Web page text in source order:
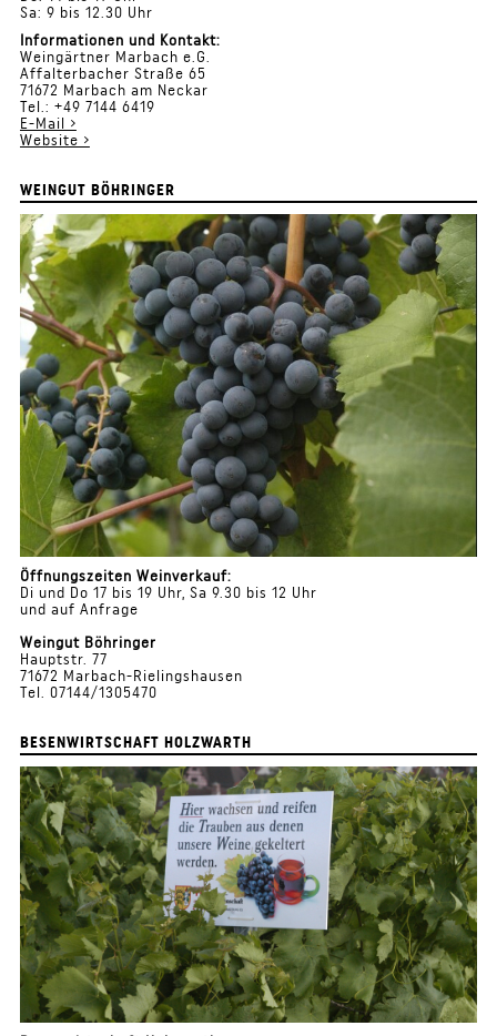
Sa: 9 bis 12.30 Uhr
Informationen und Kontakt:
Weingärtner Marbach e.G.
Affalterbacher Straße 65
71672 Marbach am Neckar
Tel.: +49 7144 6419
E-Mail ›
Website ›
WEINGUT BÖHRINGER
Öffnungszeiten Weinverkauf:
Di und Do 17 bis 19 Uhr, Sa 9.30 bis 12 Uhr
und auf Anfrage
Weingut Böhringer
Hauptstr. 77
71672 Marbach-Rielingshausen
Tel. 07144/1305470
BESENWIRTSCHAFT HOLZWARTH